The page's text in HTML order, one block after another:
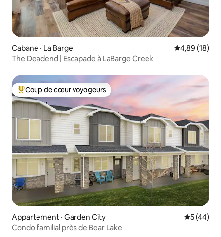
Cabane · La Barge Note
4,89 (18)
The Deadend | Escapade à LaBarge Creek
Coup de cœur voyageurs parmi les plus aimés
Coup de cœur voyageurs
Appartement · Garden City Note
5 (44)
Condo familial près de Bear Lake